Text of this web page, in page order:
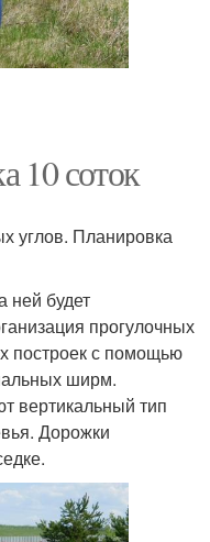
10 соток
углов. Планировка
ней будет
прогулочных
построек с помощью
ширм.
вертикальный тип
Дорожки